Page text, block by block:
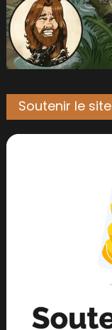
Soutenir le site